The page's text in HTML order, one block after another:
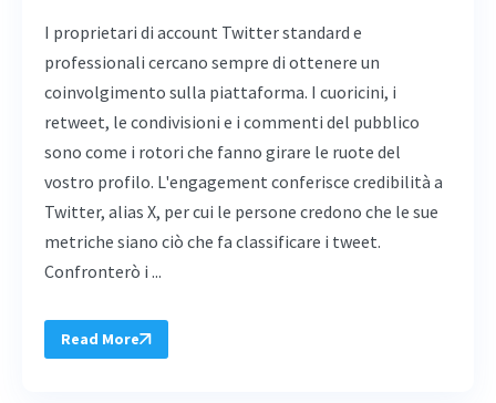
I proprietari di account Twitter standard e
professionali cercano sempre di ottenere un
coinvolgimento sulla piattaforma. I cuoricini, i
retweet, le condivisioni e i commenti del pubblico
sono come i rotori che fanno girare le ruote del
vostro profilo. L'engagement conferisce credibilità a
Twitter, alias X, per cui le persone credono che le sue
metriche siano ciò che fa classificare i tweet.
Confronterò i ...
Read More